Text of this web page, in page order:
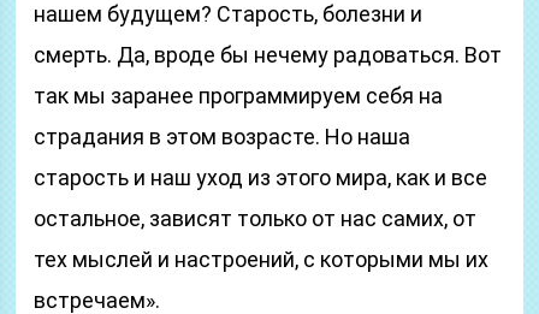
нашем будущем? Старость, болезни и
смерть. Да, вроде бы нечему радоваться. Вот
так мы заранее программируем себя на
страдания в этом возрасте. Но наша
старость и наш уход из этого мира, как и все
остальное, зависят только от нас самих, от
тех мыслей и настроений, с которыми мы их
встречаем».